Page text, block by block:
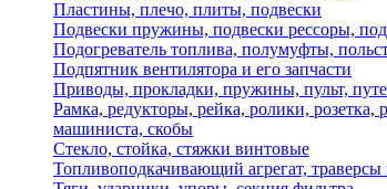
Пластины, плечо, плиты, подвески
Подвески пружины, подвески рессоры,
Подогреватель топлива, полумуфты,
Подпятник вентилятора и его запчасти
Приводы, прокладки, пружины, пульт,
Рамка, редукторы, рейка, ролики, розетка,
машиниста, скобы
Стекло, стойка, стяжки винтовые
Топливоподкачивающий агрегат,